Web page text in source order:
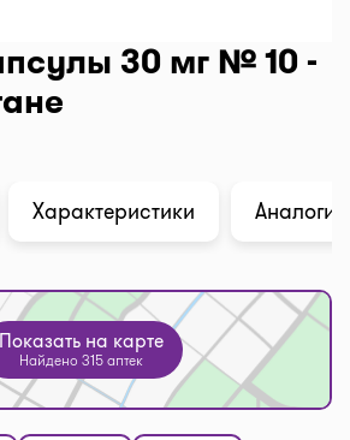
30 мг № 10 -
Характеристики Аналоги
Показать на карте
Найдено 315 аптек